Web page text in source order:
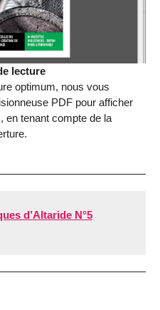
lecture
optimum, nous vous
PDF pour afficher
en tenant compte de la
d’Altaride N°5